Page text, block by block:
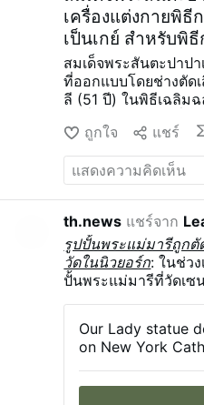
เครื่องแต่งกายพิ
เป็นเกย์ สำหรับพิ
สมเด็จพระสันตะปาป
ที่ออกแบบโดยช่างตัด
ลี (51 ปี) ในพิธีเฉลิม
เรื่องนี้ในการให้สัมภ
สิงหาคม เครื่องแต่ง
แรงบันดาลใจจากภา
ในศตวรรษที่ 13 และ
พิธีที่เมืองริมินี ซึ่งออ
ริมทะเล มีลวดลายหน้
แหล่งกำเนิดชีวิต ซอร์
แต่งกายของพระสันต
มาโดยเฉพาะสำหรับ
โดยพี่น้องในคณะออ
Sorcinelli กล่าวว่า เ
ปรากฏขึ้นอีกครั้งหลั
เลือกตั้งเป็นพระสันต
ถูกใจ แชร์
th.news แชร์จาก
รูปปั้นพระแม่มารีถูก
วัดในนิวยอร์ก: ในช่ว
ปั้นพระแม่มารีที่วัดเซ
ข้อมูลจากสังฆมณฑล
ทรัพย์สินทางศาสนาค
ตั้งแต่ปี 2024
Our Lady statue
on New York